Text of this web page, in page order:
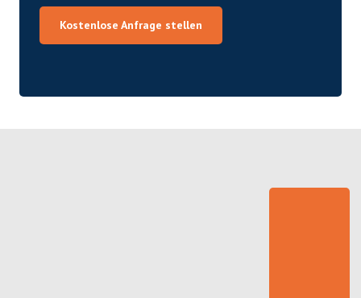
Kostenlose Anfrage stellen